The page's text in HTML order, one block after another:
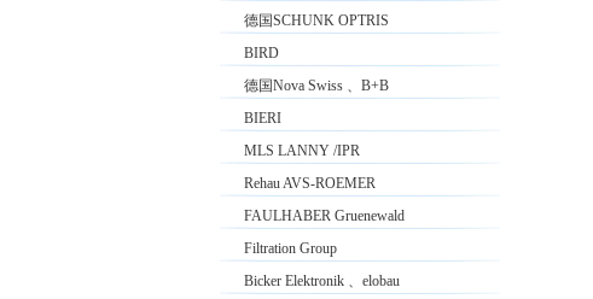
德国SCHUNK OPTRIS
BIRD
德国Nova Swiss 、B+B
BIERI
MLS LANNY /IPR
Rehau AVS-ROEMER
FAULHABER Gruenewald
Filtration Group
Bicker Elektronik 、elobau